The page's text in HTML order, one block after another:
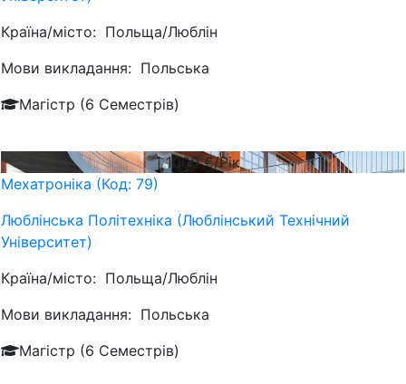
Країна/місто: Польща/Люблін
Мови викладання: Польська
Магістр (6 Семестрів)
1000€/Рік
Мехатроніка (Код: 79)
Люблiнська Політехніка (Люблінський Технічний
Університет)
Країна/місто: Польща/Люблін
Мови викладання: Польська
Магістр (6 Семестрів)